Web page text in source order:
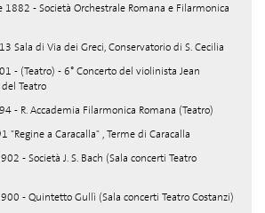
- Società Orchestrale Romana e Filarmonica
Sala di Via dei Greci, Conservatorio di S. Cecilia
- (Teatro) - 6° Concerto del violinista Jean
Teatro
- R. Accademia Filarmonica Romana (Teatro)
"Regine a Caracalla" , Terme di Caracalla
- Società J. S. Bach (Sala concerti Teatro
- Quintetto Gullì (Sala concerti Teatro Costanzi)